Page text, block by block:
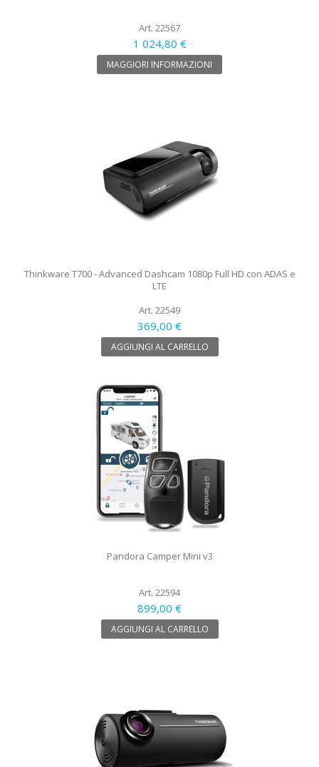
Art. 22567
1 024,80 €
MAGGIORI INFORMAZIONI
Thinkware T700 - Advanced Dashcam 1080p Full HD con ADAS e
LTE
Art. 22549
369,00 €
AGGIUNGI AL CARRELLO
Pandora Camper Mini v3
Art. 22594
899,00 €
AGGIUNGI AL CARRELLO